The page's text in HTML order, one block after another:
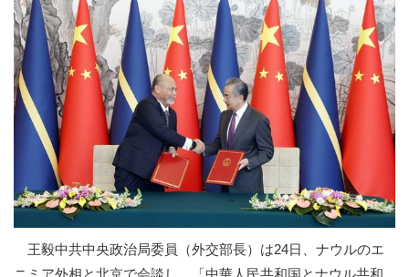
王毅中共中央政治局委員（外交部長）は24日、ナウルのエ